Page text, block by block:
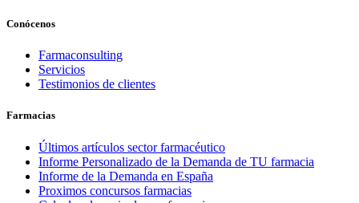
Conócenos
Farmaconsulting
Servicios
Testimonios de clientes
Farmacias
Últimos artículos sector farmacéutico
Informe Personalizado de la Demanda de TU farmacia
Informe de la Demanda en España
Proximos concursos farmacias